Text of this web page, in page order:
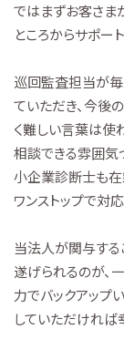
ではまずお客さま
ところからサポー
巡回監査担当が
ていただき、今後
く難しい言葉は使
相談できる雰囲気
小企業診断士も在
ワンストップで対
当法人が関与する
遂げられるのが、
力でバックアップ
していただければ